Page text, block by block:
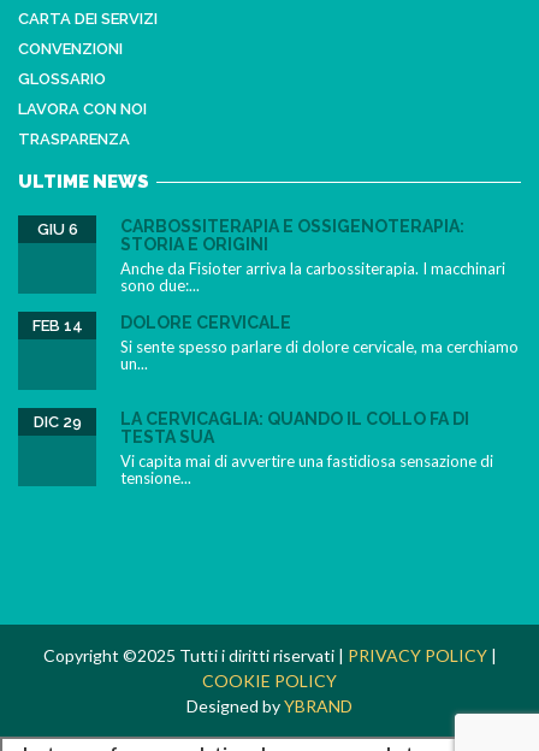
CARTA DEI SERVIZI
CONVENZIONI
GLOSSARIO
LAVORA CON NOI
TRASPARENZA
ULTIME NEWS
CARBOSSITERAPIA E OSSIGENOTERAPIA:
STORIA E ORIGINI
GIU 6
Anche da Fisioter arriva la carbossiterapia. I macchinari
sono due:...
DOLORE CERVICALE
FEB 14
Si sente spesso parlare di dolore cervicale, ma cerchiamo
un...
LA CERVICAGLIA: QUANDO IL COLLO FA DI
TESTA SUA
DIC 29
Vi capita mai di avvertire una fastidiosa sensazione di
tensione...
Copyright ©2025 Tutti i diritti riservati | PRIVACY POLICY|
COOKIE POLICY
Designed byYBRAND